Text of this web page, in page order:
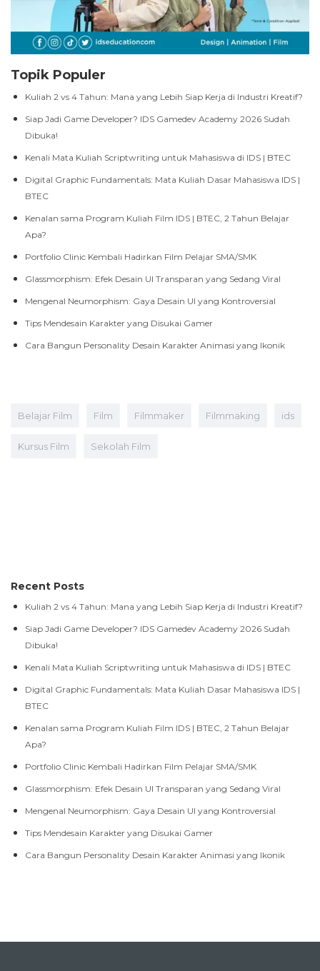
Topik Populer
Kuliah 2 vs 4 Tahun: Mana yang Lebih Siap Kerja di Industri Kreatif?
Siap Jadi Game Developer? IDS Gamedev Academy 2026 Sudah
Dibuka!
Kenali Mata Kuliah Scriptwriting untuk Mahasiswa di IDS | BTEC
Digital Graphic Fundamentals: Mata Kuliah Dasar Mahasiswa IDS |
BTEC
Kenalan sama Program Kuliah Film IDS | BTEC, 2 Tahun Belajar
Apa?
Portfolio Clinic Kembali Hadirkan Film Pelajar SMA/SMK
Glassmorphism: Efek Desain UI Transparan yang Sedang Viral
Mengenal Neumorphism: Gaya Desain UI yang Kontroversial
Tips Mendesain Karakter yang Disukai Gamer
Cara Bangun Personality Desain Karakter Animasi yang Ikonik
Belajar Film Film Filmmaker Filmmaking ids
Kursus Film Sekolah Film
Recent Posts
Kuliah 2 vs 4 Tahun: Mana yang Lebih Siap Kerja di Industri Kreatif?
Siap Jadi Game Developer? IDS Gamedev Academy 2026 Sudah
Dibuka!
Kenali Mata Kuliah Scriptwriting untuk Mahasiswa di IDS | BTEC
Digital Graphic Fundamentals: Mata Kuliah Dasar Mahasiswa IDS |
BTEC
Kenalan sama Program Kuliah Film IDS | BTEC, 2 Tahun Belajar
Apa?
Portfolio Clinic Kembali Hadirkan Film Pelajar SMA/SMK
Glassmorphism: Efek Desain UI Transparan yang Sedang Viral
Mengenal Neumorphism: Gaya Desain UI yang Kontroversial
Tips Mendesain Karakter yang Disukai Gamer
Cara Bangun Personality Desain Karakter Animasi yang Ikonik